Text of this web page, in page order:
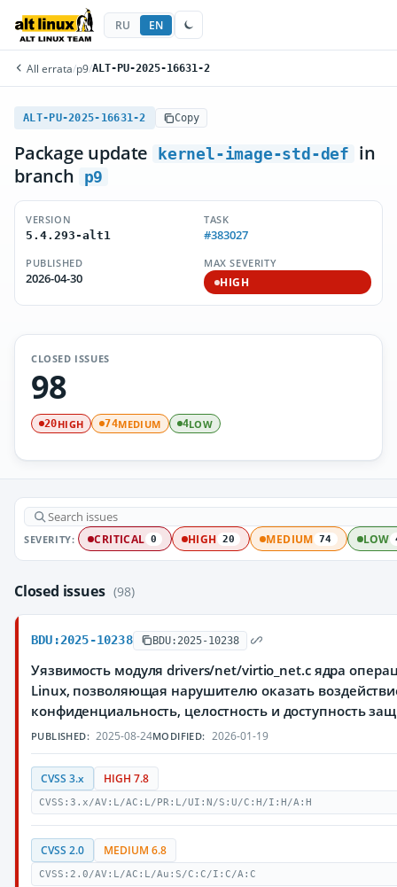
RU EN
All errata/p9/ALT-PU-2025-16631-2
ALT-PU-2025-16631-2 Copy
Package update kernel-image-std-def
in
branch
p9
VERSION
5.4.293-alt1
TASK
#383027
PUBLISHED
2026-04-30
MAX SEVERITY
HIGH
CLOSED ISSUES
98
20HIGH 74MEDIUM 4LOW
SEVERITY: CRITICAL 0 HIGH 20 MEDIUM 74 LOW
Closed issues (98)
BDU:2025-10238 BDU:2025-10238
Уязвимость модуля drivers/net/virtio_net.c ядра
Linux, позволяющая нарушителю оказать
конфиденциальность, целостность и доступность
PUBLISHED: 2025-08-24MODIFIED: 2026-01-19
CVSS 3.x HIGH 7.8
CVSS:3.x/AV:L/AC:L/PR:L/UI:N/S:U/C:H/I:H/A:H
CVSS 2.0 MEDIUM 6.8
CVSS:2.0/AV:L/AC:L/Au:S/C:C/I:C/A:C